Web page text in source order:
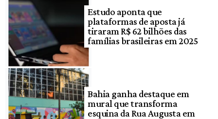
Estudo aponta que
plataformas de aposta já
tiraram R$ 62 bilhões das
famílias brasileiras em 2025
Bahia ganha destaque em
mural que transforma
esquina da Rua Augusta em